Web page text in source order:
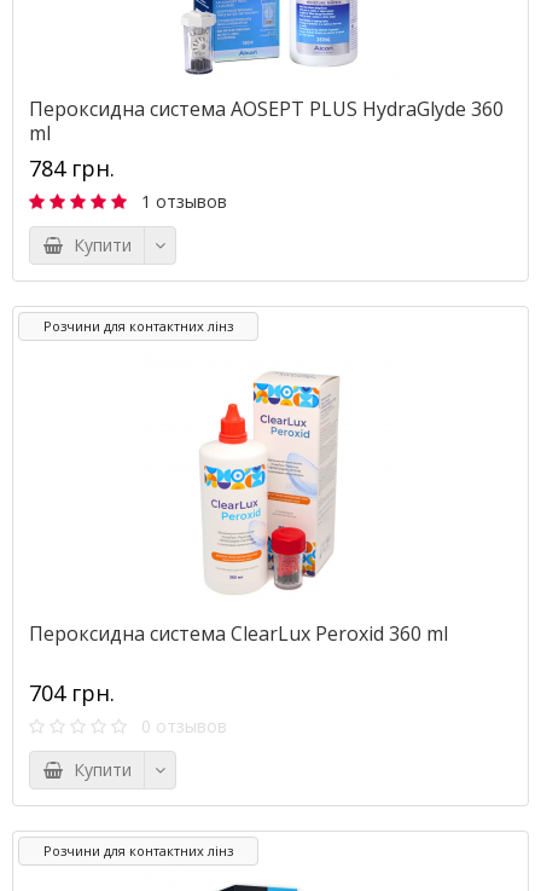
Пероксидна система AOSEPT PLUS HydraGlyde 360
ml
784 грн.
1 отзывов
Купити
Розчини для контактних лінз
Пероксидна система ClearLux Peroxid 360 ml
704 грн.
0 отзывов
Купити
Розчини для контактних лінз